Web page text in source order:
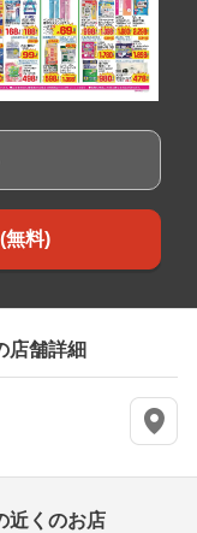
無料)
店舗詳細
近くのお店